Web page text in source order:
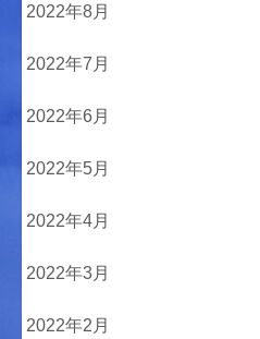
2022年8月
2022年7月
2022年6月
2022年5月
2022年4月
2022年3月
2022年2月